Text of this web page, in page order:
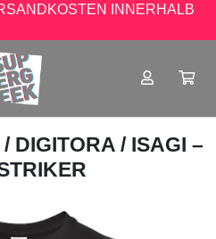
INNERHALB
/ DIGITORA / ISAGI –